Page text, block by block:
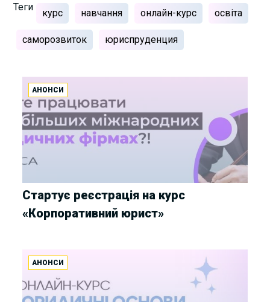
Теги
курс навчання онлайн-курс освіта
саморозвиток юриспруденция
АНОНСИ
Стартує реєстрація на курс
«Корпоративний юрист»
АНОНСИ